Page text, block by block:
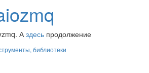
А здесь продолжение
библиотеки